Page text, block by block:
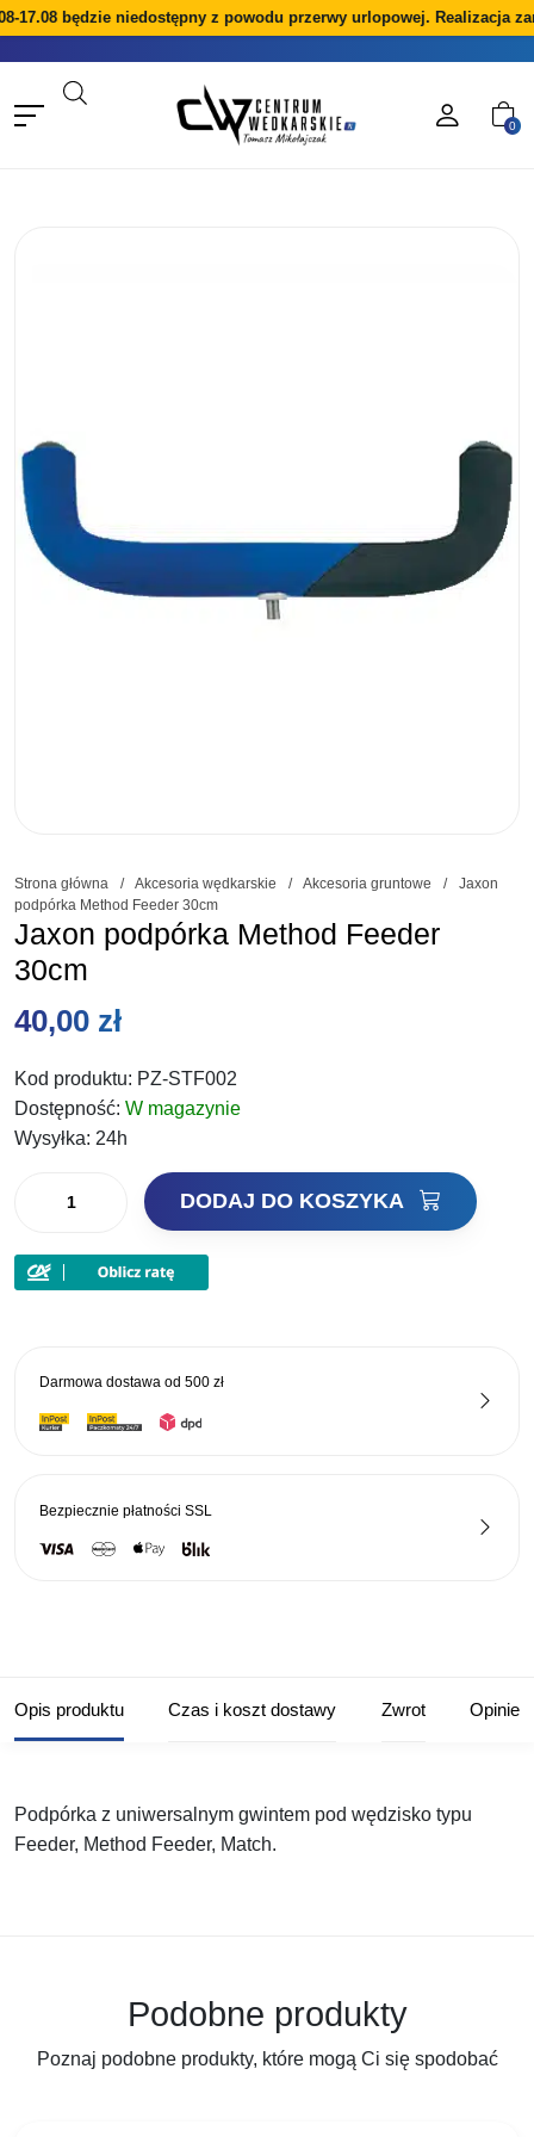
17.08 będzie niedostępny z powodu przerwy urlopowej. Realizacja
0
Strona główna / Akcesoria wędkarskie / Akcesoria gruntowe /
Jaxon
podpórka Method Feeder 30cm
Jaxon podpórka Method Feeder
30cm
40,00 zł
Kod produktu: PZ-STF002
Dostępność: W magazynie
Wysyłka: 24h
Method
DODAJ DO KOSZYKA
Darmowa dostawa od 500 zł
Bezpiecznie płatności SSL
Opis produktu Czas i koszt dostawy Zwrot Opinie
Podpórka z uniwersalnym gwintem pod wędzisko typu
Feeder, Method Feeder, Match.
Podobne produkty
Poznaj podobne produkty, które mogą Ci się spodobać